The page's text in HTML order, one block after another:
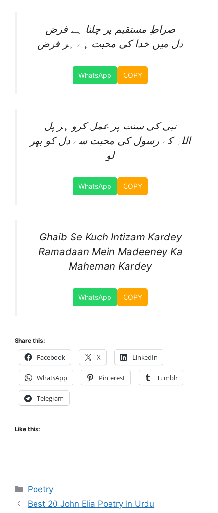
صراطِ مستقیم پر چلنا ہے فرض
دل میں خدا کی محبت ہے ہر فرض
WhatsApp COPY
نبی کی سنت پر عمل کرو ہر پل
اللہ کے رسول کی محبت سے دل کو بھر
لو
WhatsApp COPY
Ghaib Se Kuch Intizam Kardey
Ramadaan Mein Madeeney Ka
Maheman Kardey
WhatsApp COPY
Share this:
Facebook X LinkedIn
WhatsApp Pinterest Tumblr
Telegram
Like this:
Categories
Poetry
Best 20 John Elia Poetry In Urdu